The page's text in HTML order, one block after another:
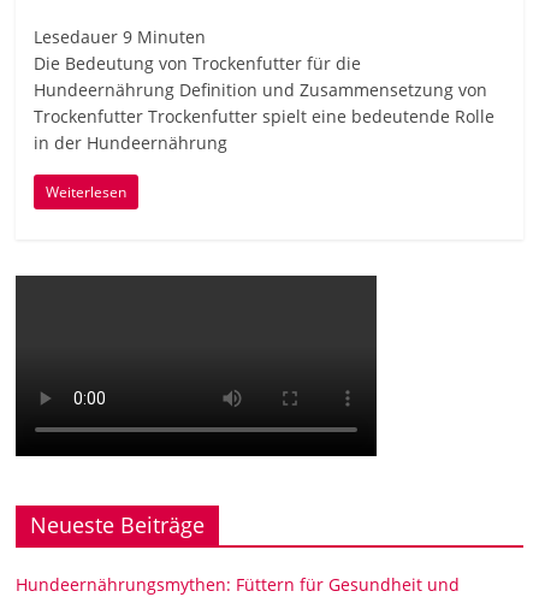
Lesedauer 9 Minuten
Die Bedeutung von Trockenfutter für die
Hundeernährung Definition und Zusammensetzung von
Trockenfutter Trockenfutter spielt eine bedeutende Rolle
in der Hundeernährung
Weiterlesen
Neueste Beiträge
Hundeernährungsmythen: Füttern für Gesundheit und